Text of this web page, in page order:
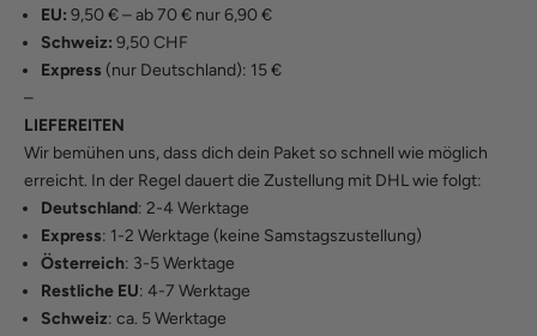
EU: 9,50 € – ab 70 € nur 6,90 €
Schweiz: 9,50 CHF
Express (nur Deutschland): 15 €
–
LIEFEREITEN
Wir bemühen uns, dass dich dein Paket so schnell wie möglich
erreicht. In der Regel dauert die Zustellung mit DHL wie folgt:
Deutschland: 2-4 Werktage
Express: 1-2 Werktage (keine Samstagszustellung)
Österreich: 3-5 Werktage
Restliche EU: 4-7 Werktage
Schweiz: ca. 5 Werktage